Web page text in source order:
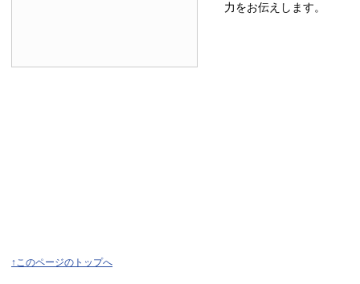
力をお伝えします。
↑このページのトップへ